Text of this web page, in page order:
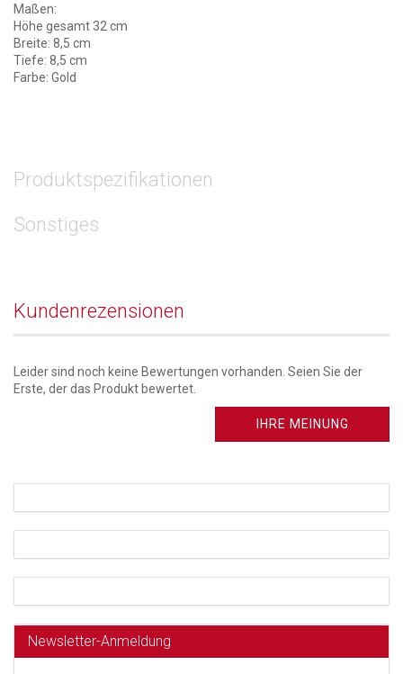
Maßen:
Höhe gesamt 32 cm
Breite: 8,5 cm
Tiefe: 8,5 cm
Farbe: Gold
Produktspezifikationen
Sonstiges
Kundenrezensionen
Leider sind noch keine Bewertungen vorhanden. Seien Sie der
Erste, der das Produkt bewertet.
IHRE MEINUNG
Newsletter-Anmeldung